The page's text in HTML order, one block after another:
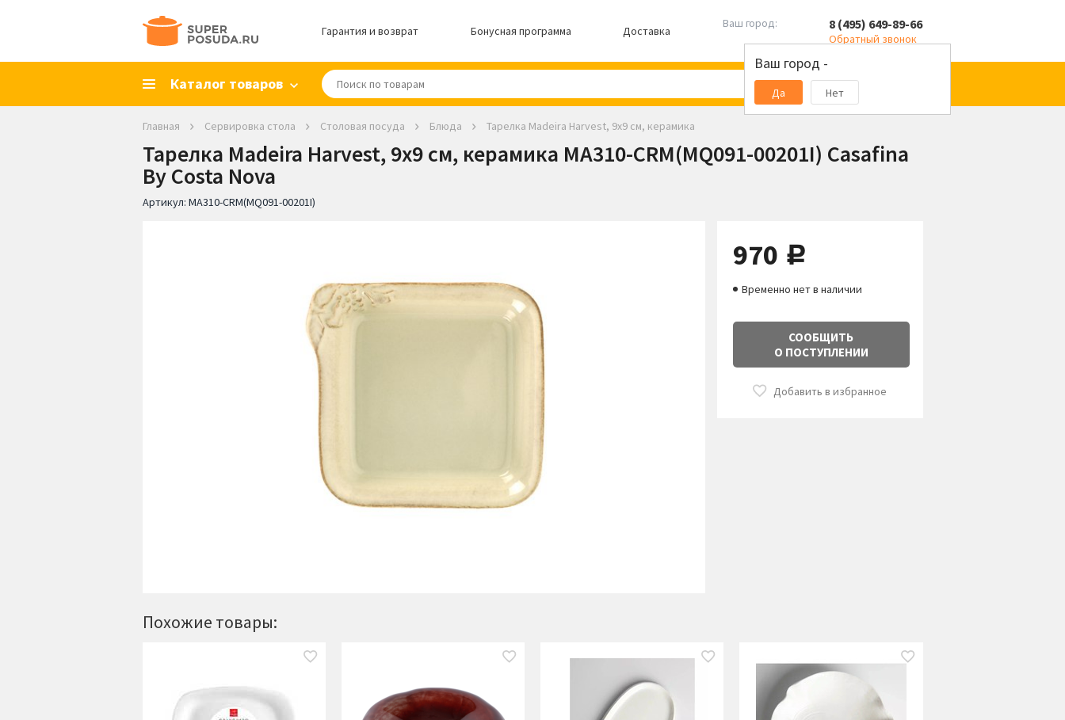
Гарантия и возврат Бонусная программа Доставка
Ваш город:
Ваш город -
Да Нет
8 (495) 649-89-66
Обратный звонок
Каталог товаров
Главная Сервировка стола Столовая посуда Блюда Тарелка Madeira Harvest, 9х9 см, керамика
Тарелка Madeira Harvest, 9х9 см, керамика MA310-CRM(MQ091-00201I) Casafina
By Costa Nova
Артикул: MA310-CRM(MQ091-00201I)
970 руб.
Временно нет в наличии
СООБЩИТЬ
О ПОСТУПЛЕНИИ
Добавить в избранное
Похожие товары: